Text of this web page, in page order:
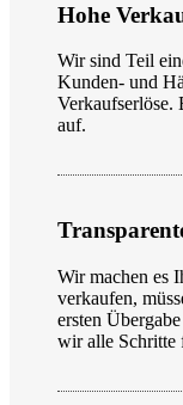
Hohe
Wir sind Teil
Kunden- und
Verkaufserlöse.
auf.
Wir machen es
verkaufen,
ersten
wir alle Schritte